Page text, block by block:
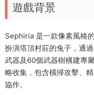
遊戲背景
Sephiria 是一款像素風格
扮演塔頂村莊的兔子，通
武器及60個武器樹構建專
略收集，包含橫掃攻擊、
協作。